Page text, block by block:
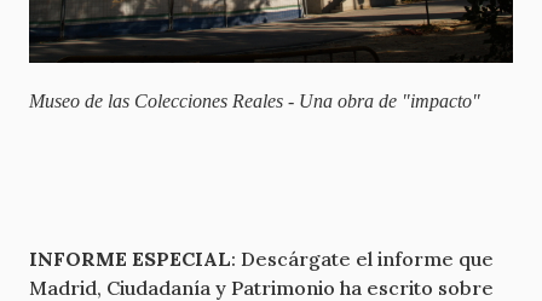
Museo de las Colecciones Reales - Una obra de "impacto"
INFORME ESPECIAL: Descárgate el informe que
Madrid, Ciudadanía y Patrimonio ha escrito sobre